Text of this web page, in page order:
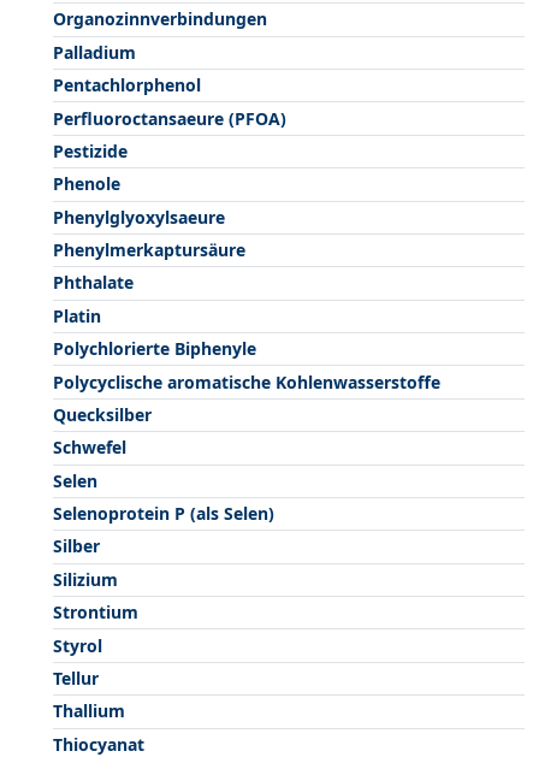
Organozinnverbindungen
Palladium
Pentachlorphenol
Perfluoroctansaeure (PFOA)
Pestizide
Phenole
Phenylglyoxylsaeure
Phenylmerkaptursäure
Phthalate
Platin
Polychlorierte Biphenyle
Polycyclische aromatische Kohlenwasserstoffe
Quecksilber
Schwefel
Selen
Selenoprotein P (als Selen)
Silber
Silizium
Strontium
Styrol
Tellur
Thallium
Thiocyanat